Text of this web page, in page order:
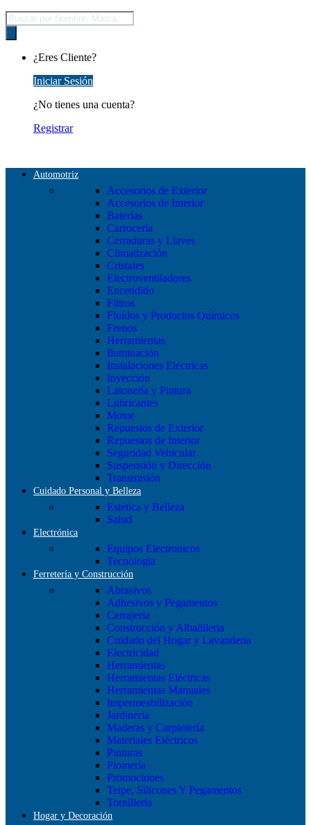
Búsqueda
de
productos
¿Eres Cliente?
Iniciar Sesión
¿No tienes una cuenta?
Registrar
Automotriz
Accesorios de Exterior
Accesorios de Interior
Baterías
Carrocería
Cerraduras y Llaves
Climatización
Cristales
Electroventiladores
Encendido
Filtros
Fluídos y Productos Químicos
Frenos
Herramientas
Iluminación
Instalaciones Eléctricas
Inyección
Latonería y Pintura
Lubricantes
Motor
Repuestos de Exterior
Repuestos de Interior
Seguridad Vehicular
Suspensión y Dirección
Transmisión
Cuidado Personal y Belleza
Estética y Belleza
Salud
Electrónica
Equipos Electronicos
Tecnologia
Ferretería y Construcción
Abrasivos
Adhesivos y Pegamentos
Cerrajería
Construcción y Albañilería
Cuidado del Hogar y Lavanderia
Electricidad
Herramientas
Herramientas Eléctricas
Herramientas Manuales
Impermeabilización
Jardineria
Maderas y Carpintería
Materiales Eléctricos
Pinturas
Plomería
Promociones
Teipe, Silicones Y Pegamentos
Tornillería
Hogar y Decoración